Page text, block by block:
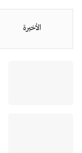
الأخيرة